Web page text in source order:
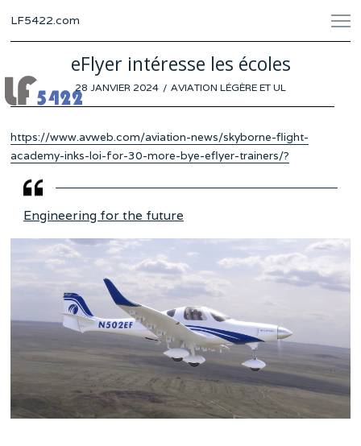
LF5422.com
eFlyer intéresse les écoles
POSTED
ON
28 JANVIER 2024 25AVIATION LÉGÈRE ET UL
https://www.avweb.com/aviation-news/skyborne-flight-
academy-inks-loi-for-30-more-bye-eflyer-trainers/?
Engineering for the future